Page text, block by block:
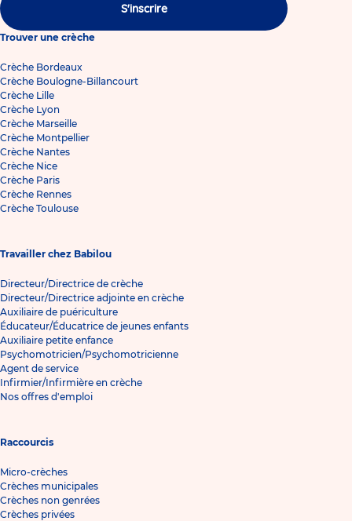
S'inscrire
Trouver une crèche
Crèche Bordeaux
Crèche Boulogne-Billancourt
Crèche Lille
Crèche Lyon
Crèche Marseille
Crèche Montpellier
Crèche Nantes
Crèche Nice
Crèche Paris
Crèche Rennes
Crèche Toulouse
Travailler chez Babilou
Directeur/Directrice de crèche
Directeur/Directrice adjointe en crèche
Auxiliaire de puériculture
Éducateur/Éducatrice de jeunes enfants
Auxiliaire petite enfance
Psychomotricien/Psychomotricienne
Agent de service
Infirmier/Infirmière en crèche
Nos offres d'emploi
Raccourcis
Micro-crèches
Crèches municipales
Crèches non genrées
Crèches privées